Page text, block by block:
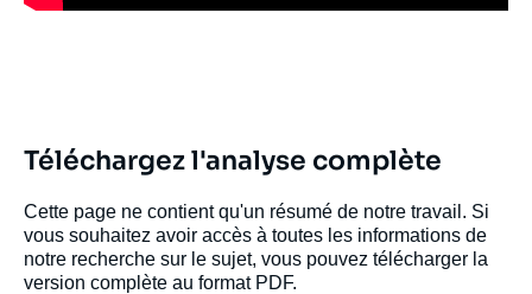
Téléchargez l'analyse complète
Cette page ne contient qu'un résumé de notre travail. Si
vous souhaitez avoir accès à toutes les informations de
notre recherche sur le sujet, vous pouvez télécharger la
version complète au format PDF.